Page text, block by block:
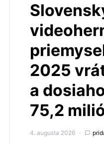
2025
a
75,2
4. augusta 2026